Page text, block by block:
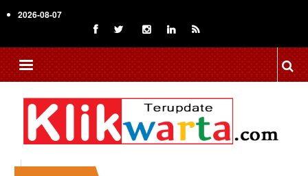
to
content
2026-08-07